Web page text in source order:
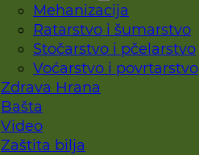
Mehanizacija
Ratarstvo i šumarstvo
Stočarstvo i pčelarstvo
Voćarstvo i povrtarstvo
Zdrava Hrana
Bašta
Video
Zaštita bilja